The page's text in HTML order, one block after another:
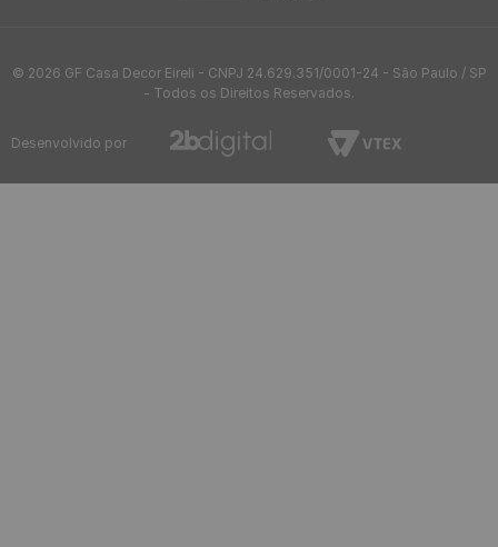
© 2026 GF Casa Decor Eireli - CNPJ 24.629.351/0001-24 - São Paulo / SP
- Todos os Direitos Reservados.
Desenvolvido por